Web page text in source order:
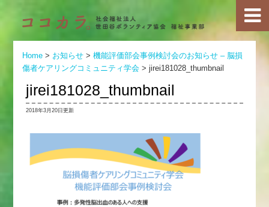
Home > お知らせ >機能評価部会事例検討会のお知らせ – 脳損
傷者ケアリングコミュニティ学会 >jirei181028_thumbnail
jirei181028_thumbnail
2018年3月20日更新